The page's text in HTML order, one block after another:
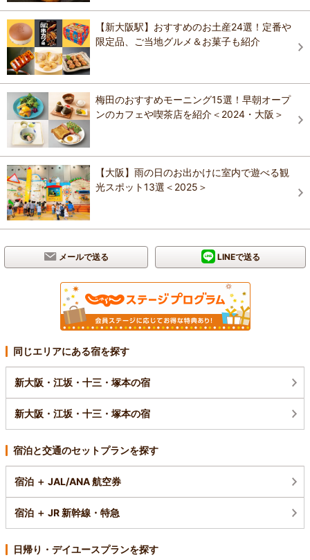
【新大阪駅】おすすめのお土産24選！定番や
限定品、ご当地グルメ＆お菓子も紹介
梅田のおすすめモーニング15選！早朝オープ
ンのカフェや喫茶店を紹介＜2024・大阪＞
【大阪】雨の日のお出かけに室内で遊べる観
光スポット13選＜2025＞
メールで送る LINEで送る
同じエリアにある宿を探す
新大阪・江坂・十三・塚本の宿
新大阪・江坂・十三・塚本の宿
宿泊と交通のセットプランを探す
宿泊 ＋ JAL/ANA 航空券
宿泊 ＋ JR 新幹線・特急
日帰り・デイユースプランを探す